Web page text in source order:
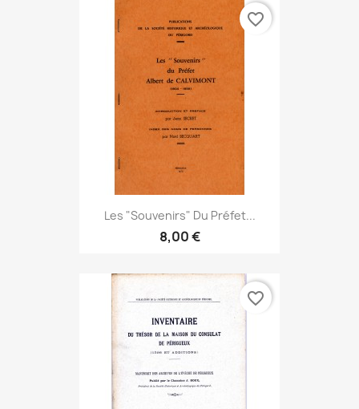
Les "Souvenirs" Du Préfet...
8,00 €
favorite_border
favorite_border